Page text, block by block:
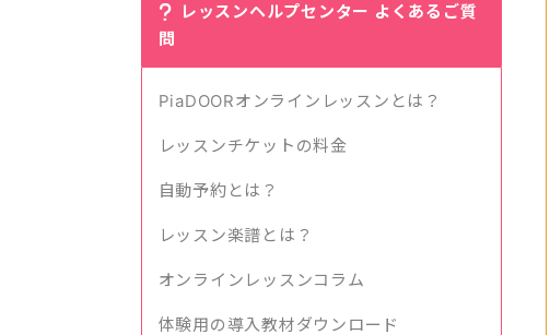
レッスンヘルプセンター よくあるご質
問
PiaDOORオンラインレッスンとは？
レッスンチケットの料金
自動予約とは？
レッスン楽譜とは？
オンラインレッスンコラム
体験用の導入教材ダウンロード